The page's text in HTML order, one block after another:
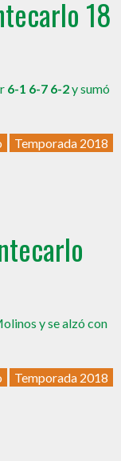
18
6-1 6-7 6-2y sumó
Temporada 2018
y se alzó con
Temporada 2018